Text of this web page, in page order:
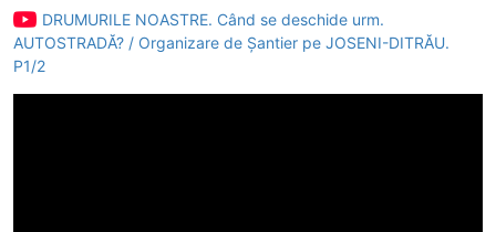
DRUMURILE NOASTRE. Când se deschide urm.
AUTOSTRADĂ? / Organizare de Șantier pe JOSENI-DITRĂU.
P1/2